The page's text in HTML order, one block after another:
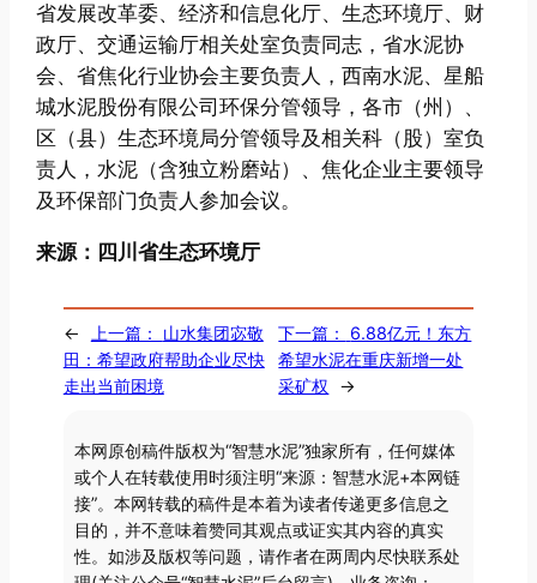
省发展改革委、经济和信息化厅、生态环境厅、财
政厅、交通运输厅相关处室负责同志，省水泥协
会、省焦化行业协会主要负责人，西南水泥、星船
城水泥股份有限公司环保分管领导，各市（州）、
区（县）生态环境局分管领导及相关科（股）室负
责人，水泥（含独立粉磨站）、焦化企业主要领导
及环保部门负责人参加会议。
来源：四川省生态环境厅
← 上一篇： 山水集团宓敬
田：希望政府帮助企业尽快
走出当前困境
下一篇：
6.88亿元！东方
希望水泥在重庆新增一处
采矿权
→
本网原创稿件版权为“智慧水泥”独家所有，任何媒体
或个人在转载使用时须注明“来源：智慧水泥+本网链
接”。本网转载的稿件是本着为读者传递更多信息之
目的，并不意味着赞同其观点或证实其内容的真实
性。如涉及版权等问题，请作者在两周内尽快联系处